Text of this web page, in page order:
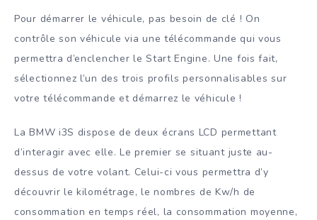
Pour démarrer le véhicule, pas besoin de clé ! On
contrôle son véhicule via une télécommande qui vous
permettra d’enclencher le Start Engine. Une fois fait,
sélectionnez l’un des trois profils personnalisables sur
votre télécommande et démarrez le véhicule !
La BMW i3S dispose de deux écrans LCD permettant
d’interagir avec elle. Le premier se situant juste au-
dessus de votre volant. Celui-ci vous permettra d’y
découvrir le kilométrage, le nombres de Kw/h de
consommation en temps réel, la consommation moyenne,